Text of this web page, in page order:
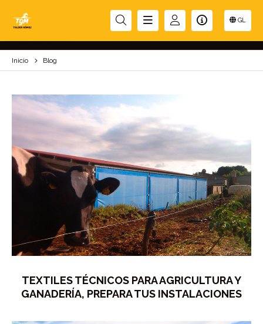
GL
BLOG
Inicio Blog
TEXTILES TÉCNICOS PARA AGRICULTURA Y
GANADERÍA, PREPARA TUS INSTALACIONES